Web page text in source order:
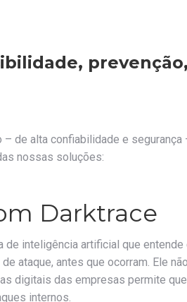
, prevenção,
de alta confiabilidade e segurança
nossas soluções:
Darktrace
de inteligência artificial que entende
ataque, antes que ocorram. Ele
digitais das empresas permite
internos.